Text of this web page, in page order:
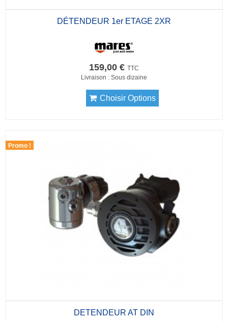
DÉTENDEUR 1er ETAGE 2XR
159,00 € TTC
Livraison : Sous dizaine
Choisir Options
Promo !
DETENDEUR AT DIN